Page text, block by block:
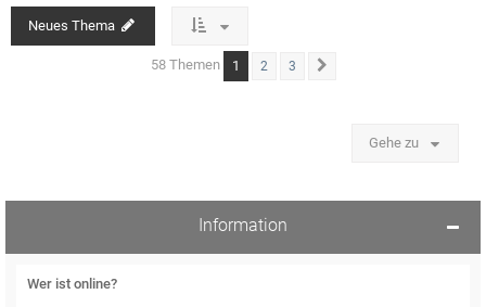
Neues Thema
58 Themen 1 2 3
Gehe zu
Information
Wer ist online?